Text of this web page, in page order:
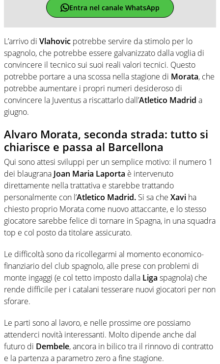
Entra nel canale WhatsApp
L’arrivo di Vlahovic potrebbe servire da stimolo per lo
spagnolo, che potrebbe essere galvanizzato dalla voglia di
convincere il tecnico sui suoi reali valori tecnici. Questo
potrebbe portare a una scossa nella stagione di Morata, che
potrebbe aumentare i propri numeri desideroso di
convincere la Juventus a riscattarlo dall’Atletico Madrid a
giugno.
Alvaro Morata, seconda strada: tutto si
chiarisce e passa al Barcellona
Qui sono attesi sviluppi per un semplice motivo: il numero 1
dei blaugrana Joan Maria Laporta è intervenuto
direttamente nella trattativa e starebbe trattando
personalmente con l’Atletico Madrid. Si sa che Xavi ha
chiesto proprio Morata come nuovo attaccante, e lo stesso
giocatore sarebbe felice di tornare in Spagna, in una squadra
top e col posto da titolare assicurato.
Le difficoltà sono da ricollegarmi al momento economico-
finanziario del club spagnolo, alle prese con problemi di
monte ingaggi (e col tetto imposto dalla Liga spagnola) che
rende difficile per i catalani tesserare nuovi giocatori per non
sforare.
Le parti sono al lavoro, e nelle prossime ore possiamo
attenderci novità interessanti. Molto dipende anche dal
futuro di Dembele, ancora in bilico tra il rinnovo di contratto
e la partenza a parametro zero a fine stagione.